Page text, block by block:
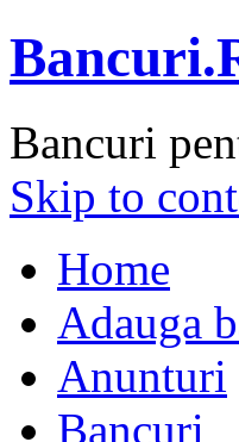
Bancuri
Skip to
Home
Adauga
Anunturi
Bancuri